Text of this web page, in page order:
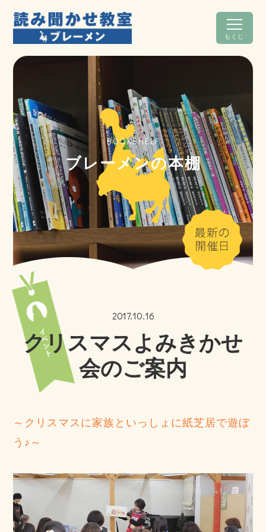
もくじ
BOOKSHELF
ブレーメンの本棚
2017.10.16
クリスマスよみきかせ
会のご案内
～クリスマスに家族といっしょに紙芝居で遊ぼ
う♪～